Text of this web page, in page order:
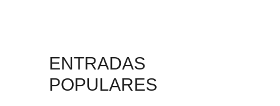
ENTRADAS
POPULARES